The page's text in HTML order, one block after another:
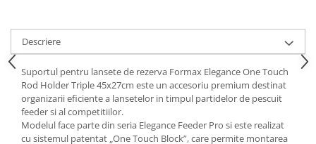
Descriere
Suportul pentru lansete de rezerva Formax Elegance One Touch
Rod Holder Triple 45x27cm este un accesoriu premium destinat
organizarii eficiente a lansetelor in timpul partidelor de pescuit
feeder si al competitiilor.
Modelul face parte din seria Elegance Feeder Pro si este realizat
cu sistemul patentat „One Touch Block”, care permite montarea